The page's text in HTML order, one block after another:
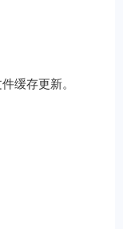
缓存更新。